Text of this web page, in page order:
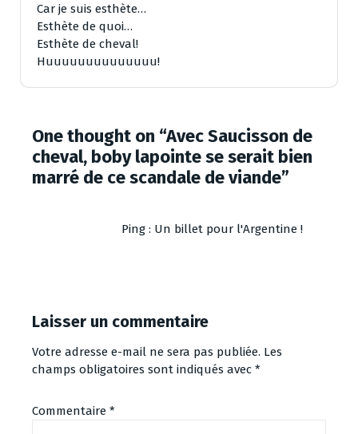
Car je suis esthète…
Esthète de quoi…
Esthète de cheval!
Huuuuuuuuuuuuuu!
One thought on “Avec Saucisson de
cheval, boby lapointe se serait bien
marré de ce scandale de viande”
Ping : Un billet pour l'Argentine !
Laisser un commentaire
Votre adresse e-mail ne sera pas publiée. Les
champs obligatoires sont indiqués avec *
Commentaire *